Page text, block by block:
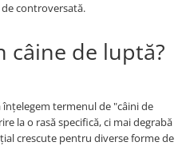
controversată.
câine de luptă?
termenul de "câini de
la o rasă specifică, ci mai degrabă
crescute pentru diverse forme de